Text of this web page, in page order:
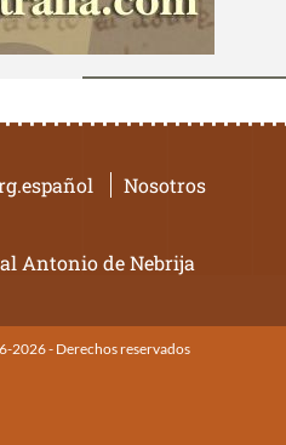
Nosotros
Antonio de Nebrija
2026 - Derechos reservados